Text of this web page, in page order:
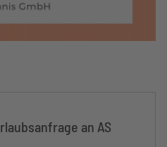
an AS